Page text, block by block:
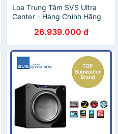
Loa Trung Tâm SVS Ultra
Center - Hàng Chính Hãng
26.939.000 đ